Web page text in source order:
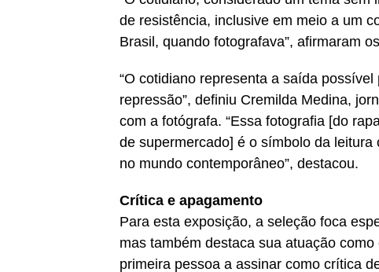
de resistência, inclusive em meio a um
Brasil, quando fotografava”, afirmaram
“O cotidiano representa a saída
repressão”, definiu Cremilda Medina,
com a fotógrafa. “Essa fotografia [do
de supermercado] é o símbolo da
no mundo contemporâneo”, destacou.
Crítica e apagamento
Para esta exposição, a seleção foca
mas também destaca sua atuação
primeira pessoa a assinar como crítica